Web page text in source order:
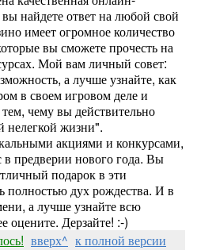
найдете ответ на любой свой
имеет огромное количество
вы сможете прочесть на
Мой вам личный совет:
а лучше узнайте, как
в своем игровом деле и
чему вы действительно
нелегкой жизни".
акциями и конкурсами,
в предверии нового года. Вы
подарок в эти
полностью дух рождества. И в
а лучше узнайте всю
оцените. Дерзайте! :-)
вверх^ к полной версии